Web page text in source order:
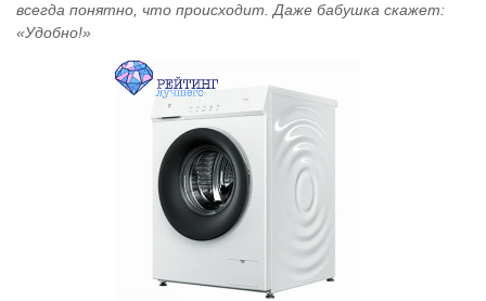
всегда понятно, что происходит. Даже бабушка скажет:
«Удобно!»